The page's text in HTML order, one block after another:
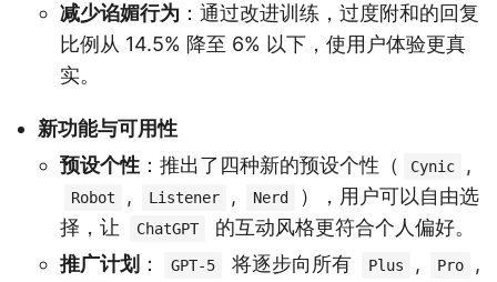
减少谄媚行为 ：通过改进训练，过度附和的回复
比例从 14.5% 降至 6% 以下，使用户体验更真
实。
新功能与可用性
预设个性 ：推出了四种新的预设个性（ Cynic ,
Robot , Listener , Nerd
），用户可以自由选
择，让
ChatGPT
的互动风格更符合个人偏好。
推广计划 ： GPT-5 将逐步向所有 Plus , Pro ,